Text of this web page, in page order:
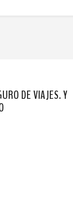
DE VIAJES. Y